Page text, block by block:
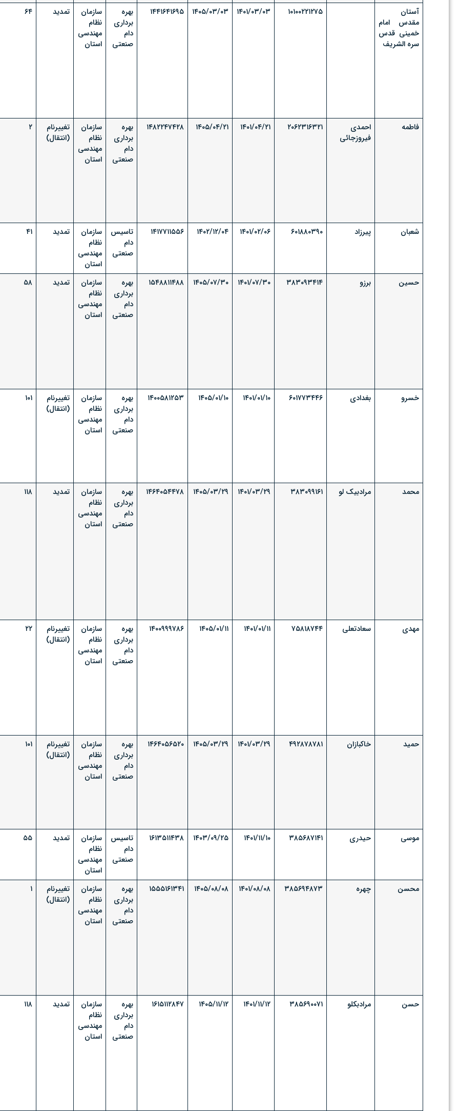
آستان
مقدس امام
خمینی قدس
سره الشریف
۱۰۱۰۰۲۲۱۲۷۵ ۱۴۰۱/۰۳/۰۳ ۱۴۰۵/۰۳/۰۳ ۱۴۴۱۶۴۱۶۹۵
بهره
برداری
دام
صنعتی
سازمان
نظام
مهندسی
استان
تمدید ۶۴
فاطمه
احمدی
فیروزجائی
۲۰۶۲۳۱۶۳۲۱ ۱۴۰۱/۰۴/۲۱ ۱۴۰۵/۰۴/۲۱ ۱۴۸۲۲۴۷۴۲۸
بهره
برداری
دام
صنعتی
سازمان
نظام
مهندسی
استان
تغییرنام
(انتقال)
۲
شعبان پیرزاد ۶۰۱۸۸۰۳۹۰ ۱۴۰۱/۰۲/۰۶ ۱۴۰۲/۱۲/۰۴ ۱۴۱۷۷۱۱۵۵۶
تاسیس
دام
صنعتی
سازمان
نظام
مهندسی
استان
تمدید ۴۱
حسین برزو ۳۸۳۰۹۳۴۱۴ ۱۴۰۱/۰۷/۳۰ ۱۴۰۵/۰۷/۳۰ ۱۵۴۸۸۱۱۴۸۸
بهره
برداری
دام
صنعتی
سازمان
نظام
مهندسی
استان
تمدید ۵۸
خسرو بغدادی ۶۰۱۷۷۳۴۴۶ ۱۴۰۱/۰۱/۱۰ ۱۴۰۵/۰۱/۱۰ ۱۴۰۰۵۸۱۲۵۳
بهره
برداری
دام
صنعتی
سازمان
نظام
مهندسی
استان
تغییرنام
(انتقال)
۱۰۱
محمد مرادبیک لو ۳۸۳۰۹۹۱۶۱ ۱۴۰۱/۰۳/۲۹ ۱۴۰۵/۰۳/۲۹ ۱۴۶۴۰۵۴۴۷۸
بهره
برداری
دام
صنعتی
سازمان
نظام
مهندسی
استان
تمدید ۱۱۸
مهدی سعادتعلی ۷۵۸۱۸۷۴۴ ۱۴۰۱/۰۱/۱۱ ۱۴۰۵/۰۱/۱۱ ۱۴۰۰۹۹۹۷۸۶
بهره
برداری
دام
صنعتی
سازمان
نظام
مهندسی
استان
تغییرنام
(انتقال)
۲۲
حمید خاکبازان ۴۹۲۸۷۸۷۸۱ ۱۴۰۱/۰۳/۲۹ ۱۴۰۵/۰۳/۲۹ ۱۴۶۴۰۵۶۵۲۰
بهره
برداری
دام
صنعتی
سازمان
نظام
مهندسی
استان
تغییرنام
(انتقال)
۱۰۱
موسی حیدری ۳۸۵۶۸۷۱۴۱ ۱۴۰۱/۱۱/۱۰ ۱۴۰۳/۰۹/۲۵ ۱۶۱۳۵۱۱۴۳۸
تاسیس
دام
صنعتی
سازمان
نظام
مهندسی
استان
تمدید ۵۵
محسن چهره ۳۸۵۶۹۴۸۷۳ ۱۴۰۱/۰۸/۰۸ ۱۴۰۵/۰۸/۰۸ ۱۵۵۵۱۶۱۳۴۱
بهره
برداری
دام
صنعتی
سازمان
نظام
مهندسی
استان
تغییرنام
(انتقال)
۱
حسن مرادبکلو ۳۸۵۶۹۰۰۷۱ ۱۴۰۱/۱۱/۱۲ ۱۴۰۵/۱۱/۱۲ ۱۶۱۵۱۱۲۸۴۷
بهره
برداری
دام
صنعتی
سازمان
نظام
مهندسی
استان
تمدید ۱۱۸